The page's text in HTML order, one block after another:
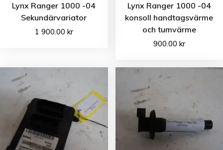
Lynx Ranger 1000 -04
Sekundärvariator
1 900.00 kr
Lynx Ranger 1000 -04
konsoll handtagsvärme
och tumvärme
900.00 kr